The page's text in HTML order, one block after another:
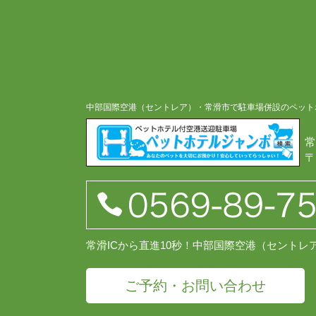
中部国際空港（セントレア）・常滑市で駐車場併設のペッ
常滑ICから直進10秒！中部国際空港（セントレ
ご予約・お問い合わせ